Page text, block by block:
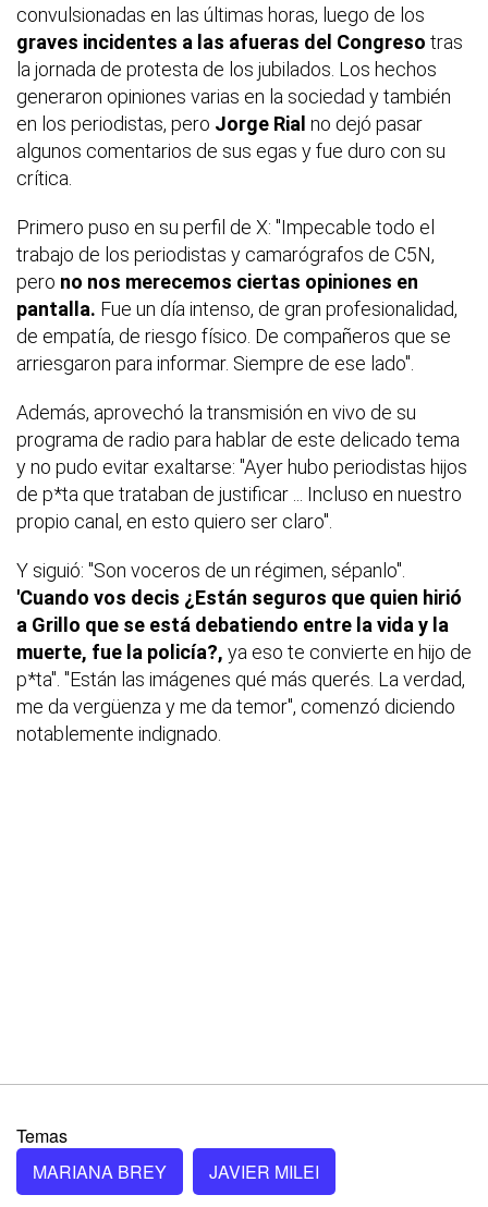
convulsionadas en las últimas horas, luego de los
graves incidentes a las afueras del Congreso tras
la jornada de protesta de los jubilados. Los hechos
generaron opiniones varias en la sociedad y también
en los periodistas, pero Jorge Rial no dejó pasar
algunos comentarios de sus egas y fue duro con su
crítica.
Primero puso en su perfil de X: "Impecable todo el
trabajo de los periodistas y camarógrafos de C5N,
pero no nos merecemos ciertas opiniones en
pantalla. Fue un día intenso, de gran profesionalidad,
de empatía, de riesgo físico. De compañeros que se
arriesgaron para informar. Siempre de ese lado".
Además, aprovechó la transmisión en vivo de su
programa de radio para hablar de este delicado tema
y no pudo evitar exaltarse: "Ayer hubo periodistas hijos
de p*ta que trataban de justificar ... Incluso en nuestro
propio canal, en esto quiero ser claro".
Y siguió: "Son voceros de un régimen, sépanlo".
'Cuando vos decis ¿Están seguros que quien hirió
a Grillo que se está debatiendo entre la vida y la
muerte, fue la policía?, ya eso te convierte en hijo de
p*ta". "Están las imágenes qué más querés. La verdad,
me da vergüenza y me da temor", comenzó diciendo
notablemente indignado.
Temas
MARIANA BREY
JAVIER MILEI